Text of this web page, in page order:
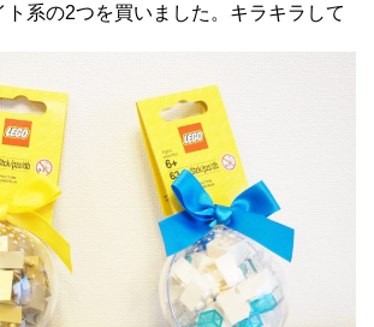
ト系の2つを買いました。キラキラして